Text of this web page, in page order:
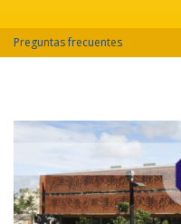
Preguntas frecuentes